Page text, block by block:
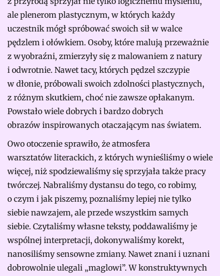
ale plenerom plastycznym, w których każdy
uczestnik mógł spróbować swoich sił w walce
pędzlem i ołówkiem. Osoby, które malują przeważnie
z wyobraźni, zmierzyły się z malowaniem z natury
i odwrotnie. Nawet tacy, których pędzel szczypie
w dłonie, próbowali swoich zdolności plastycznych,
z różnym skutkiem, choć nie zawsze opłakanym.
Powstało wiele dobrych i bardzo dobrych
obrazów inspirowanych otaczającym nas światem.
Owo otoczenie sprawiło, że atmosfera
warsztatów literackich, z których wynieśliśmy o wiele
więcej, niż spodziewaliśmy się sprzyjała także pracy
twórczej. Nabraliśmy dystansu do tego, co robimy,
o czym i jak piszemy, poznaliśmy lepiej nie tylko
siebie nawzajem, ale przede wszystkim samych
siebie. Czytaliśmy własne teksty, poddawaliśmy je
wspólnej interpretacji, dokonywaliśmy korekt,
nanosiliśmy sensowne zmiany. Nawet znani i uznani
dobrowolnie ulegali „maglowi”. W konstruktywnych